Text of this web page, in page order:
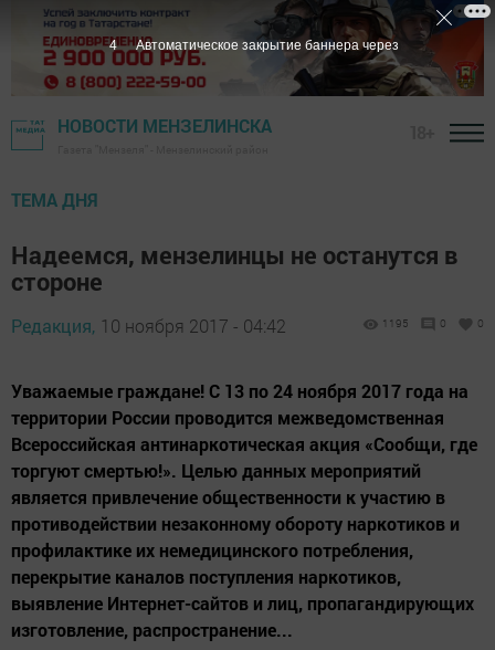
НОВОСТИ МЕНЗЕЛИНСКА
ТЕМА ДНЯ
Надеемся, мензелинцы не останутся в
стороне
Редакция, 10 ноября 2017 - 04:42 1195 0 0
Уважаемые граждане! С 13 по 24 ноября 2017 года на
территории России проводится межведомственная
Всероссийская антинаркотическая акция «Сообщи, где
торгуют смертью!». Целью данных мероприятий
является привлечение общественности к участию в
противодействии незаконному обороту наркотиков и
профилактике их немедицинского потребления,
перекрытие каналов поступления наркотиков,
выявление Интернет-сайтов и лиц, пропагандирующих
изготовление, распространение...
3 Автоматическое закрытие баннера через